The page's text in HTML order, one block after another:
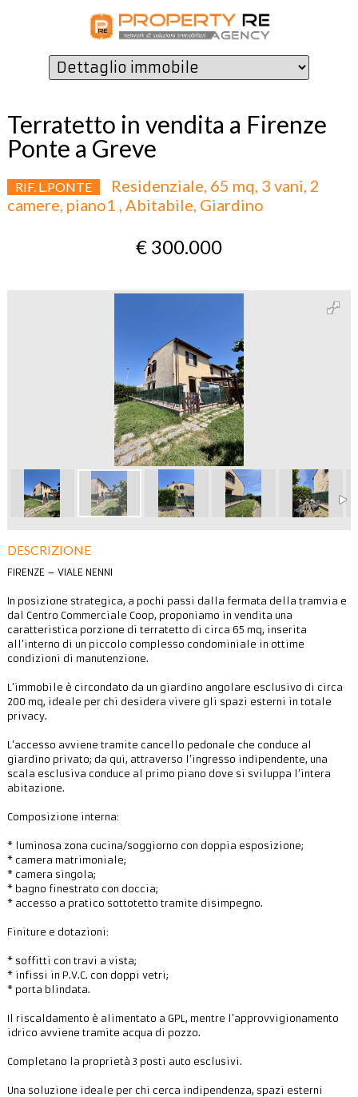
Terratetto in vendita a Firenze
Ponte a Greve
RIF. L.PONTE
Residenziale, 65 mq, 3 vani, 2
camere, piano1 , Abitabile, Giardino
€ 300.000
DESCRIZIONE
FIRENZE – VIALE NENNI
In posizione strategica, a pochi passi dalla fermata della tramvia e
dal Centro Commerciale Coop, proponiamo in vendita una
caratteristica porzione di terratetto di circa 65 mq, inserita
all’interno di un piccolo complesso condominiale in ottime
condizioni di manutenzione.
L’immobile è circondato da un giardino angolare esclusivo di circa
200 mq, ideale per chi desidera vivere gli spazi esterni in totale
privacy.
L’accesso avviene tramite cancello pedonale che conduce al
giardino privato; da qui, attraverso l’ingresso indipendente, una
scala esclusiva conduce al primo piano dove si sviluppa l’intera
abitazione.
Composizione interna:
* luminosa zona cucina/soggiorno con doppia esposizione;
* camera matrimoniale;
* camera singola;
* bagno finestrato con doccia;
* accesso a pratico sottotetto tramite disimpegno.
Finiture e dotazioni:
* soffitti con travi a vista;
* infissi in P.V.C. con doppi vetri;
* porta blindata.
Il riscaldamento è alimentato a GPL, mentre l’approvvigionamento
idrico avviene tramite acqua di pozzo.
Completano la proprietà 3 posti auto esclusivi.
Una soluzione ideale per chi cerca indipendenza, spazi esterni